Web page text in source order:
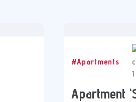
#Apartments
1
Apartment